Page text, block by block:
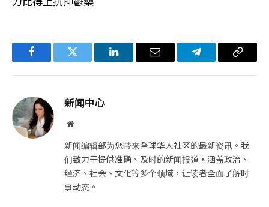
FacebookTwitter LinkedIn电
Telegram复
新闻中心
网
新闻编辑部为您带来全球华人社区的最新资讯。我
们致力于提供准确、及时的新闻报道，涵盖政治、
经济、社会、文化等多个领域，让读者全面了解时
事动态。